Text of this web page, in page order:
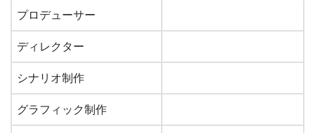
プロデューサー
ディレクター
シナリオ制作
グラフィック制作